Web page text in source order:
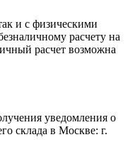
и с физическими
расчету на
расчет возможна
уведомления о
склада в Москве: г.